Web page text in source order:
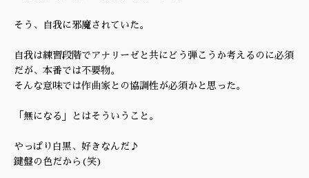
そう、自我に邪魔されていた。
自我は練習段階でアナリーゼと共にどう弾こうか考えるのに必須
だが、本番では不要物。
そんな意味では作曲家との協調性が必須かと思った。
「無になる」とはそういうこと。
やっぱり白黒、好きなんだ♪
鍵盤の色だから(笑)